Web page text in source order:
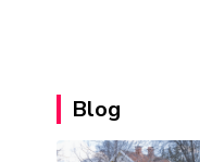
Blog